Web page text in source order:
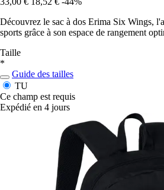
Découvrez le sac à dos Erima Six Wings,
sports grâce à son espace de rangement
Taille
*
Guide des tailles
TU
Ce champ est requis
Expédié en 4 jours